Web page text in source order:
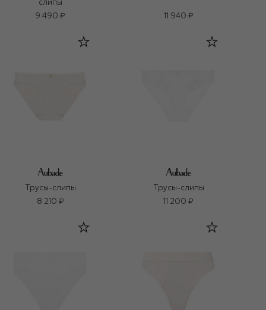
слипы
9 490 ₽
11 940 ₽
Трусы-слипы
8 210 ₽
Трусы-слипы
11 200 ₽